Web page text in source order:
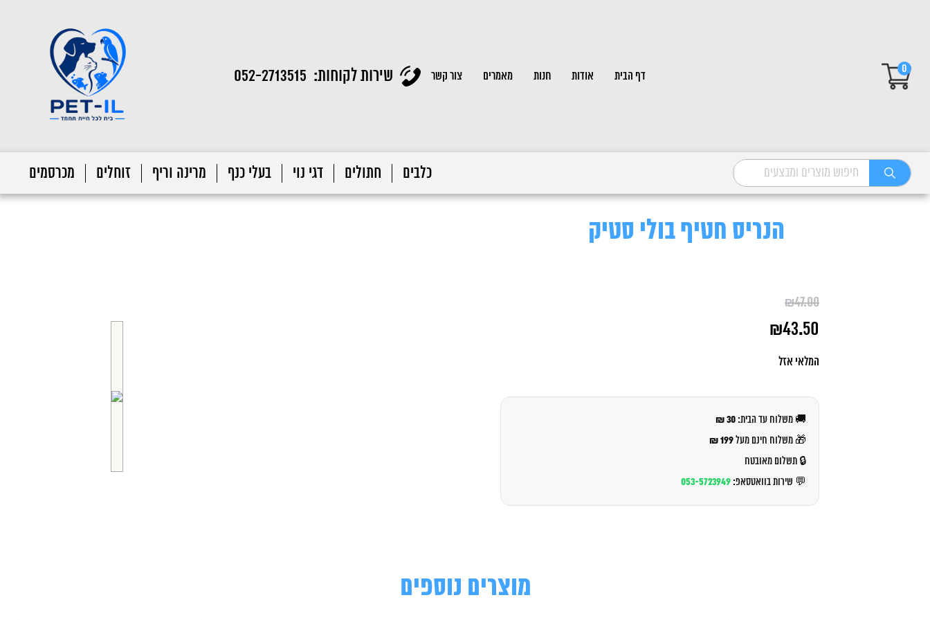
0
דף הבית אודות חנות מאמרים צור קשר שירות לקוחות: 052-2713515
כלבים חתולים דגי נוי בעלי כנף מרינה וריף זוחלים מכרסמים
הנריס חטיף בולי סטיק
₪47.00
המקורי
₪47.00.
₪43.50
הנוכחי
המלאי אזל
🚚 משלוח עד הבית: 30 ₪
🎁 משלוח חינם מעל199 ₪
🔒 תשלום מאובטח
💬 שירות בוואטסאפ: 053-5723949
מוצרים נוספים